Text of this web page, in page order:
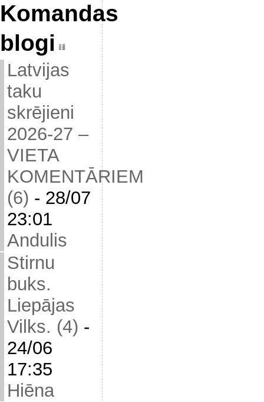
Komandas
blogi
Latvijas
taku
skrējieni
2026-27 –
VIETA
KOMENTĀRIEM
(6) - 28/07
23:01
Andulis
Stirnu
buks.
Liepājas
Vilks. (4) -
24/06
17:35
Hiēna